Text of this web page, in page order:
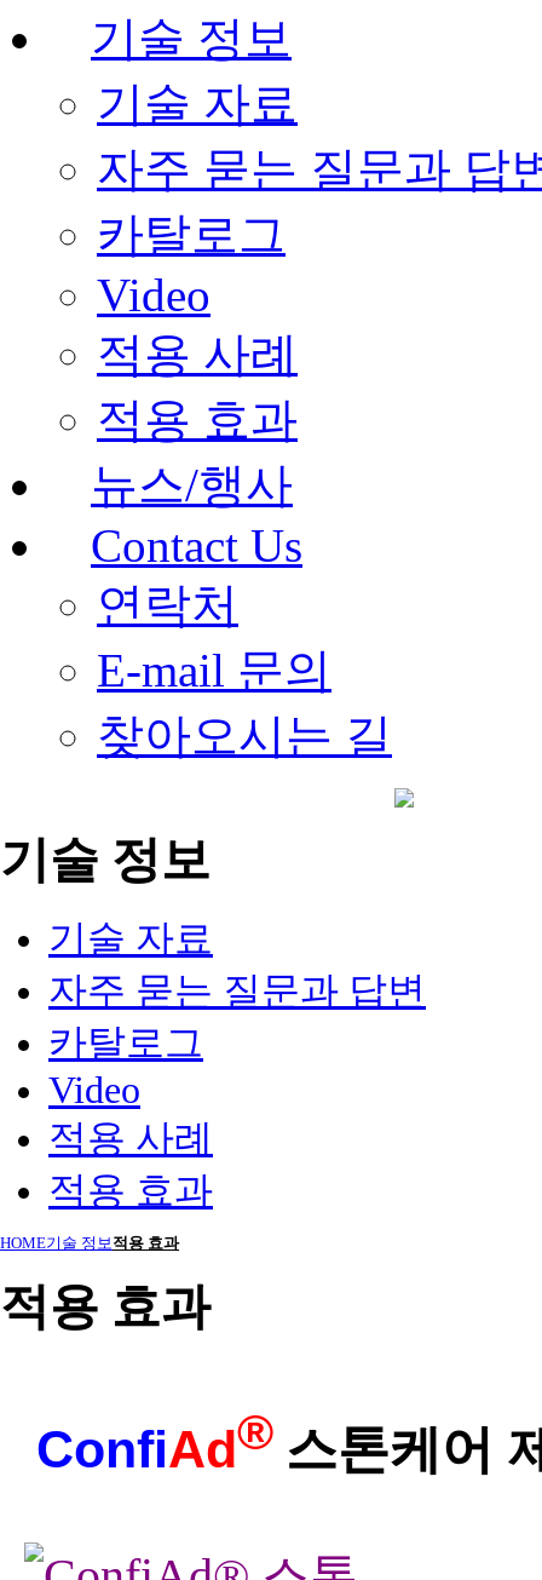
기술 정보
기술 자료
자주 묻는 질문과 답
카탈로그
Video
적용 사례
적용 효과
뉴스/행사
Contact Us
연락처
E-mail 문의
찾아오시는 길
기술 정보
기술 자료
자주 묻는 질문과 답변
카탈로그
Video
적용 사례
적용 효과
HOME기술 정보적용 효과
적용 효과
ConfiAd® 스톤케어